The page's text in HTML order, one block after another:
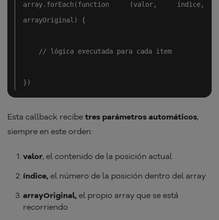
array.forEach(function (valor, índice,
arrayOriginal) {
// lógica executada para cada item
})
Esta callback recibe tres parámetros automáticos,
siempre en este orden:
valor, el contenido de la posición actual
índice, el número de la posición dentro del array
arrayOriginal, el propio array que se está
recorriendo